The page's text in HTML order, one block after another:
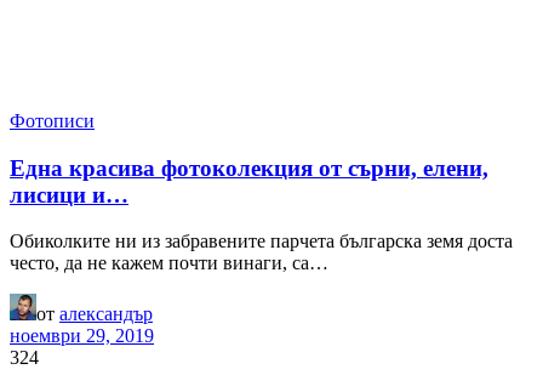
Фотописи
Една красива фотоколекция от сърни, елени,
лисици и…
Обиколките ни из забравените парчета българска земя доста
често, да не кажем почти винаги, са…
от александър
ноември 29, 2019
324